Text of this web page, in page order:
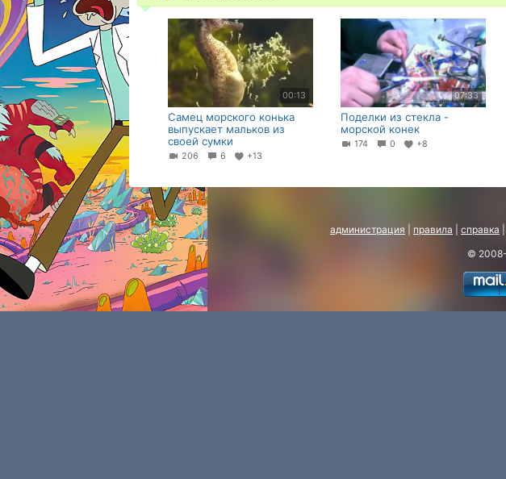
00:13
Самец морского конька
выпускает мальков из
своей сумки
206 6 +13
07:33
Поделки из стекла -
морской конек
174 0 +8
администрация правила справка
©